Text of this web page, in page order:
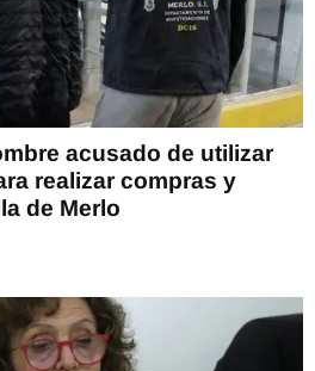
acusado de utilizar
realizar compras y
de Merlo